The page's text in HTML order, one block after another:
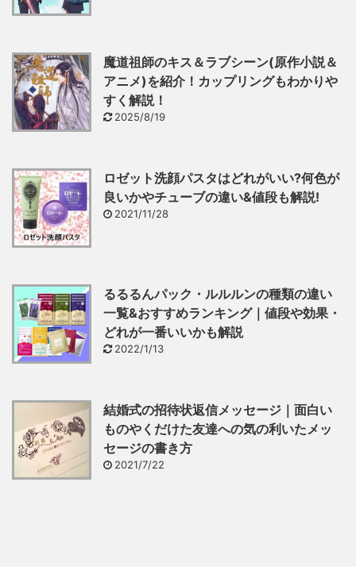
魔道祖師のキス＆ラブシーン(原作小説＆
アニメ)を紹介！カップリングもわかりや
すく解説！
2025/8/19
ロゼット洗顔パスタはどれがいい?何色が
良いかやチューブの違い&値段も解説!
2021/11/28
るるるんパック・ルルルンの種類の違い
一覧&おすすめランキング｜値段や効果・
どれが一番いいかも解説
2022/1/13
結婚式の招待状返信メッセージ｜面白い
ものやくだけた友達への気の利いたメッ
セージの書き方
2021/7/22